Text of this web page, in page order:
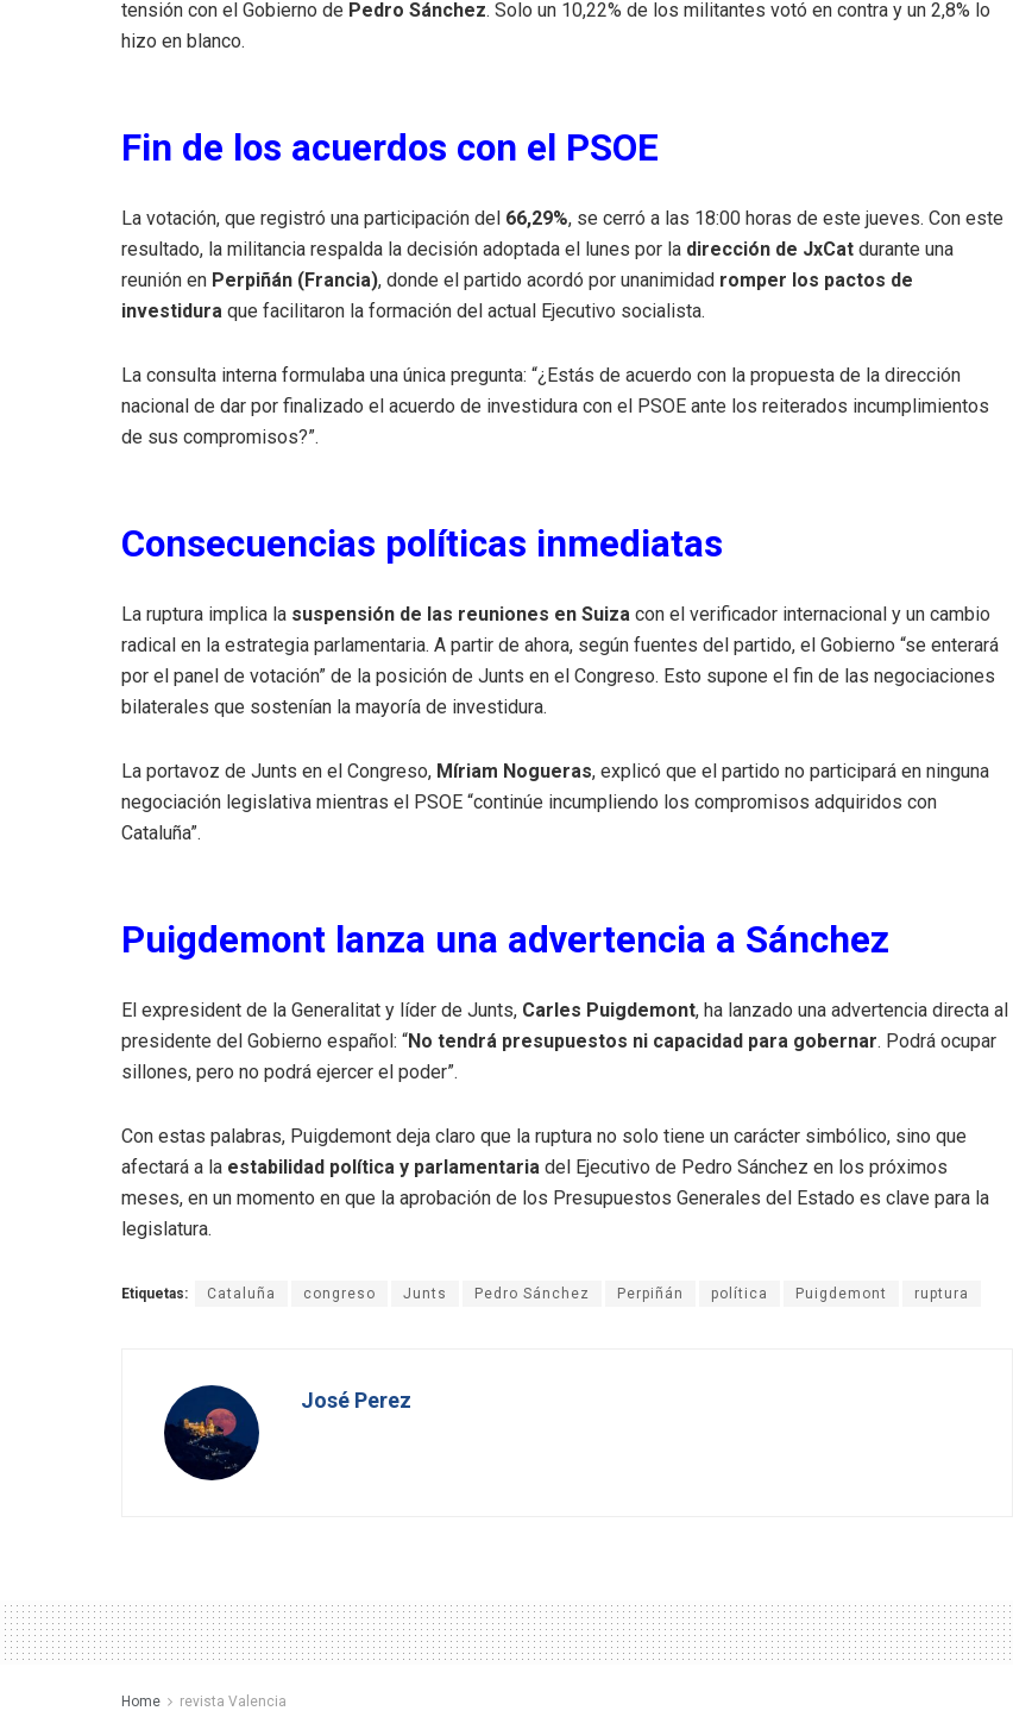
tensión con el Gobierno de Pedro Sánchez. Solo un 10,22% de los militantes votó en contra y un 2,8% lo
hizo en blanco.
Fin de los acuerdos con el PSOE
La votación, que registró una participación del 66,29%, se cerró a las 18:00 horas de este jueves. Con este
resultado, la militancia respalda la decisión adoptada el lunes por la dirección de JxCat durante una
reunión en Perpiñán (Francia), donde el partido acordó por unanimidad romper los pactos de
investidura que facilitaron la formación del actual Ejecutivo socialista.
La consulta interna formulaba una única pregunta: “¿Estás de acuerdo con la propuesta de la dirección
nacional de dar por finalizado el acuerdo de investidura con el PSOE ante los reiterados incumplimientos
de sus compromisos?”.
Consecuencias políticas inmediatas
La ruptura implica la suspensión de las reuniones en Suiza con el verificador internacional y un cambio
radical en la estrategia parlamentaria. A partir de ahora, según fuentes del partido, el Gobierno “se enterará
por el panel de votación” de la posición de Junts en el Congreso. Esto supone el fin de las negociaciones
bilaterales que sostenían la mayoría de investidura.
La portavoz de Junts en el Congreso, Míriam Nogueras, explicó que el partido no participará en ninguna
negociación legislativa mientras el PSOE “continúe incumpliendo los compromisos adquiridos con
Cataluña”.
Puigdemont lanza una advertencia a Sánchez
El expresident de la Generalitat y líder de Junts, Carles Puigdemont, ha lanzado una advertencia directa al
presidente del Gobierno español: “No tendrá presupuestos ni capacidad para gobernar. Podrá ocupar
sillones, pero no podrá ejercer el poder”.
Con estas palabras, Puigdemont deja claro que la ruptura no solo tiene un carácter simbólico, sino que
afectará a la estabilidad política y parlamentaria del Ejecutivo de Pedro Sánchez en los próximos
meses, en un momento en que la aprobación de los Presupuestos Generales del Estado es clave para la
legislatura.
Etiquetas: Cataluña congreso Junts Pedro Sánchez Perpiñán política Puigdemont ruptura
José Perez
Home revista Valencia